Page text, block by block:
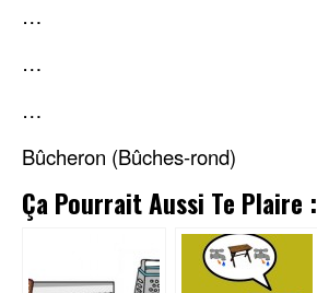
…
…
…
Bûcheron (Bûches-rond)
Ça Pourrait Aussi Te Plaire :